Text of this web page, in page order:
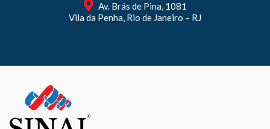
Av. Brás de Pina, 1081
Vila da Penha, Rio de Janeiro – RJ